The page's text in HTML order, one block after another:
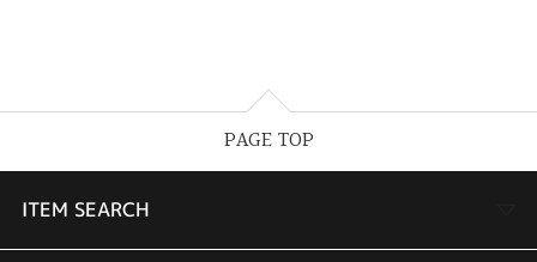
PAGE TOP
ITEM SEARCH